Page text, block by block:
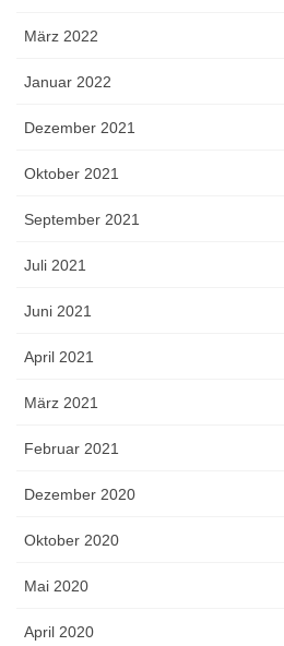
März 2022
Januar 2022
Dezember 2021
Oktober 2021
September 2021
Juli 2021
Juni 2021
April 2021
März 2021
Februar 2021
Dezember 2020
Oktober 2020
Mai 2020
April 2020